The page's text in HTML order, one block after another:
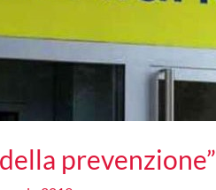
prevenzione”